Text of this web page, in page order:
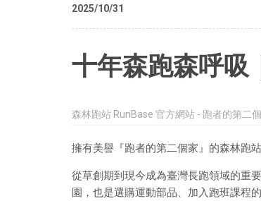
2025/10/31
十年森跑森呼吸
森林跑站 RunBase 官方網站 - 跑者的第二
擁有美譽『跑者的第二個家』的森林跑
從草創期到現今成為臺灣長跑領域的重
園，也是選購運動部品、加入跑班課程的